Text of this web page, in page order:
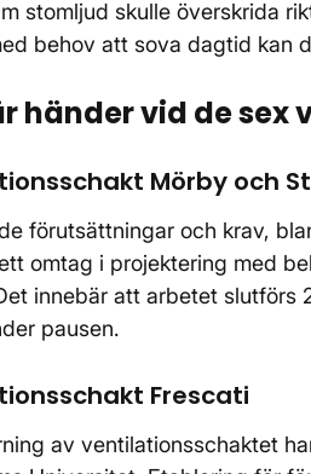
stomljud skulle överskrida
behov att sova dagtid kan
händer vid de
Mörby och
förutsättningar och krav,
omtag i projektering med
innebär att arbetet slutförs
pausen.
Frescati
av ventilationsschaktet